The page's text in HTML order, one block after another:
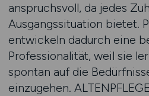
anspruchsvoll, da jedes
Ausgangssituation bietet.
entwickeln dadurch eine
Professionalität, weil sie
spontan auf die
einzugehen.